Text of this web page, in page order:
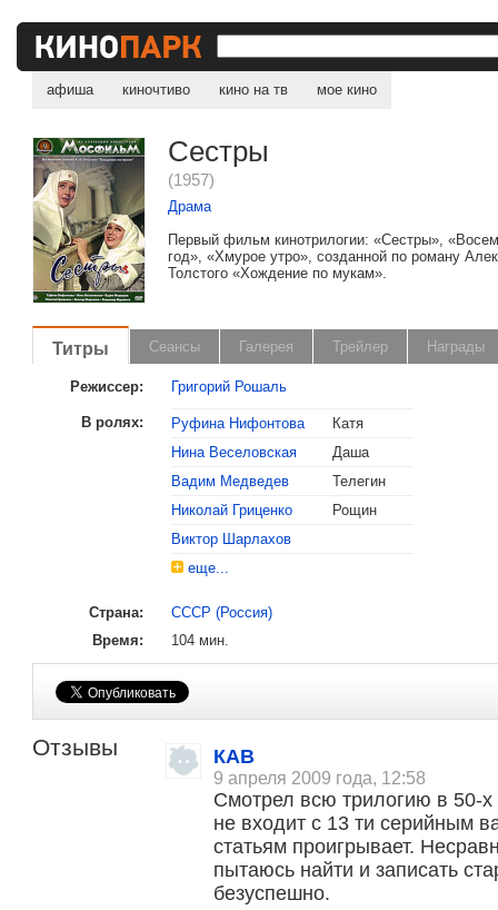
афиша киночтиво кино на тв мое кино
Сестры
(1957)
Драма
Первый фильм кинотрилогии: «Сестры»,
год», «Хмурое утро», созданной по роману
Толстого «Хождение по мукам».
Титры Сеансы Галерея Трейлер Награды
Режиссер: Григорий Рошаль
В ролях: Руфина Нифонтова
Катя
Нина Веселовская
Даша
Вадим Медведев
Телегин
Николай Гриценко
Рощин
Виктор Шарлахов
еще...
Страна:
СССР (Россия)
Время:
104 мин.
Отзывы КАВ
9 апреля 2009 года, 12:58
Смотрел всю трилогию в 50-х
не входит с 13 ти серийным
статьям проигрывает.
пытаюсь найти и записать
безуспешно.
, поделитесь своим мнением